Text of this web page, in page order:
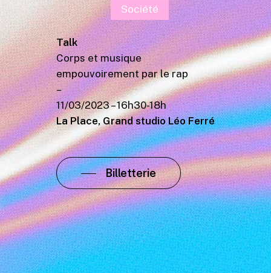
Société
Talk
Corps et musique
empouvoirement par le rap
–
11/03/2023 – 16h30-18h
La Place, Grand studio Léo Ferré
Billetterie